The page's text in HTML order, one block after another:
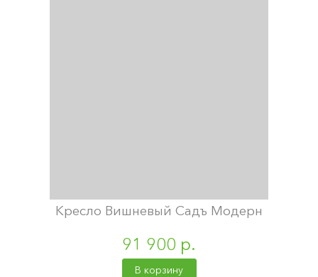
Кресло Вишневый Садъ Модерн
91 900 р.
В корзину